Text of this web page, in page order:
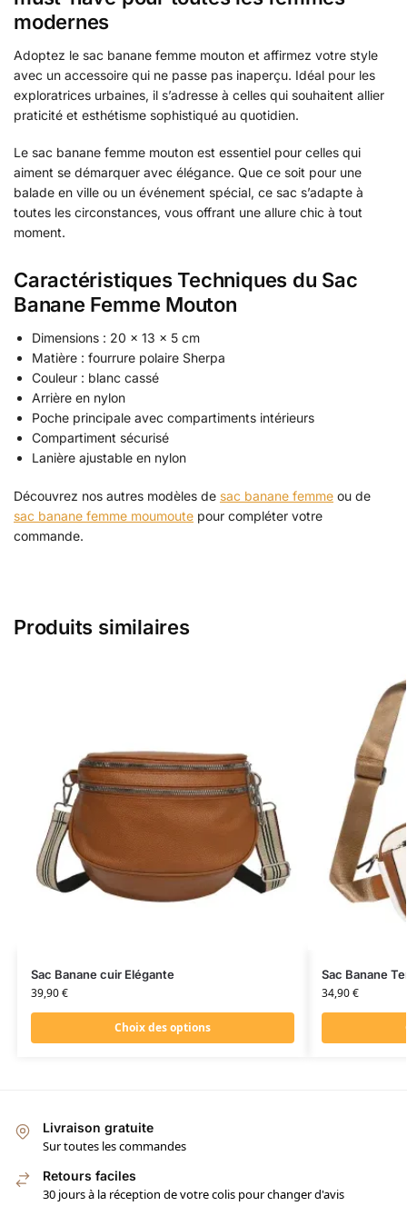
modernes
Adoptez le sac banane femme mouton et affirmez votre style
avec un accessoire qui ne passe pas inaperçu. Idéal pour les
exploratrices urbaines, il s’adresse à celles qui souhaitent allier
praticité et esthétisme sophistiqué au quotidien.
Le sac banane femme mouton est essentiel pour celles qui
aiment se démarquer avec élégance. Que ce soit pour une
balade en ville ou un événement spécial, ce sac s’adapte à
toutes les circonstances, vous offrant une allure chic à tout
moment.
Caractéristiques Techniques du Sac
Banane Femme Mouton
Dimensions : 20 x 13 x 5 cm
Matière : fourrure polaire Sherpa
Couleur : blanc cassé
Arrière en nylon
Poche principale avec compartiments intérieurs
Compartiment sécurisé
Lanière ajustable en nylon
Découvrez nos autres modèles de sac banane femme ou de
sac banane femme moumoute pour compléter votre
commande.
Produits similaires
Sac Banane cuir Elégante
39,90€
Choix des options
Sac Banane
34,90€
Livraison gratuite
Sur toutes les commandes
Retours faciles
30 jours à la réception de votre colis pour changer d'avis